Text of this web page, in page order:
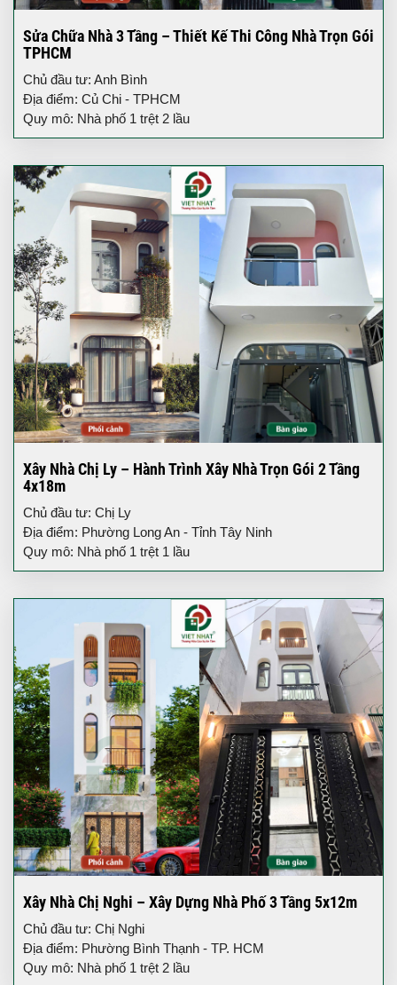
Sửa Chữa Nhà 3 Tầng – Thiết Kế Thi Công Nhà Trọn Gói
TPHCM
Chủ đầu tư: Anh Bình
Địa điểm: Củ Chi - TPHCM
Quy mô: Nhà phố 1 trệt 2 lầu
Xây Nhà Chị Ly – Hành Trình Xây Nhà Trọn Gói 2 Tầng
4x18m
Chủ đầu tư: Chị Ly
Địa điểm: Phường Long An - Tỉnh Tây Ninh
Quy mô: Nhà phố 1 trệt 1 lầu
Xây Nhà Chị Nghi – Xây Dựng Nhà Phố 3 Tầng 5x12m
Chủ đầu tư: Chị Nghi
Địa điểm: Phường Bình Thạnh - TP. HCM
Quy mô: Nhà phố 1 trệt 2 lầu